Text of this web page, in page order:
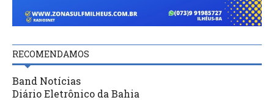
RECOMENDAMOS
Band Notícias
Diário Eletrônico da Bahia